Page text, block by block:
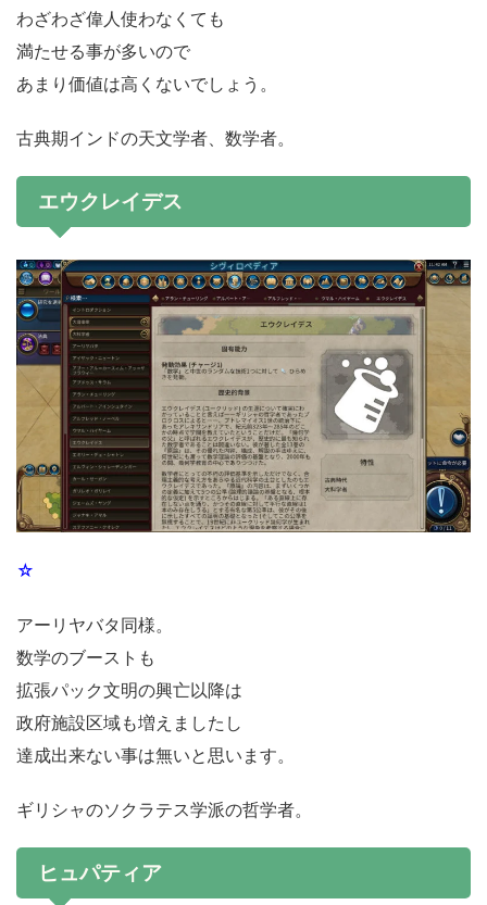
わざわざ偉人使わなくても
満たせる事が多いので
あまり価値は高くないでしょう。
古典期インドの天文学者、数学者。
エウクレイデス
☆
アーリヤバタ同様。
数学のブーストも
拡張パック文明の興亡以降は
政府施設区域も増えましたし
達成出来ない事は無いと思います。
ギリシャのソクラテス学派の哲学者。
ヒュパティア